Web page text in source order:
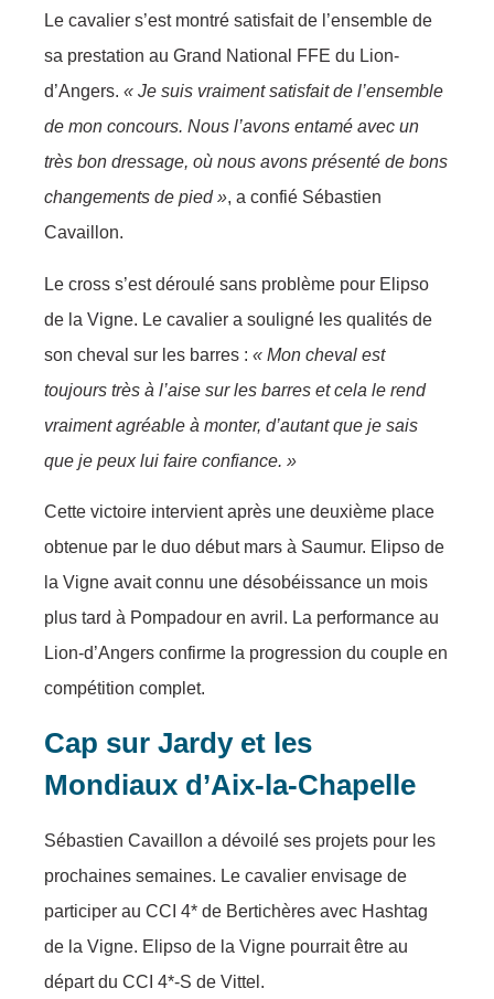
Le cavalier s’est montré satisfait de l’ensemble de
sa prestation au Grand National FFE du Lion-
d’Angers. « Je suis vraiment satisfait de l’ensemble
de mon concours. Nous l’avons entamé avec un
très bon dressage, où nous avons présenté de bons
changements de pied », a confié Sébastien
Cavaillon.
Le cross s’est déroulé sans problème pour Elipso
de la Vigne. Le cavalier a souligné les qualités de
son cheval sur les barres : « Mon cheval est
toujours très à l’aise sur les barres et cela le rend
vraiment agréable à monter, d’autant que je sais
que je peux lui faire confiance. »
Cette victoire intervient après une deuxième place
obtenue par le duo début mars à Saumur. Elipso de
la Vigne avait connu une désobéissance un mois
plus tard à Pompadour en avril. La performance au
Lion-d’Angers confirme la progression du couple en
compétition complet.
Cap sur Jardy et les
Mondiaux d’Aix-la-Chapelle
Sébastien Cavaillon a dévoilé ses projets pour les
prochaines semaines. Le cavalier envisage de
participer au CCI 4* de Bertichères avec Hashtag
de la Vigne. Elipso de la Vigne pourrait être au
départ du CCI 4*-S de Vittel.